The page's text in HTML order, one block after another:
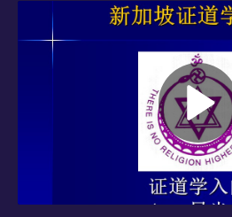
伍廷芳与证道学在中国
学习资源